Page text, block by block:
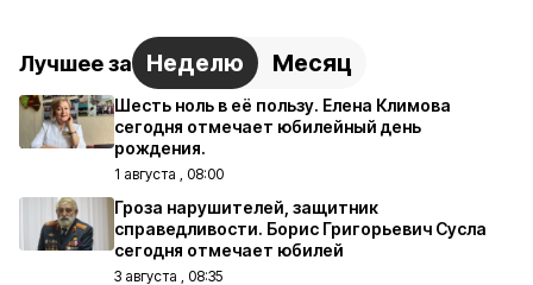
Лучшее за Неделю Месяц
Шесть ноль в её пользу. Елена Климова
сегодня отмечает юбилейный день
рождения.
1 августа , 08:00
Гроза нарушителей, защитник
справедливости. Борис Григорьевич Сусла
сегодня отмечает юбилей
3 августа , 08:35